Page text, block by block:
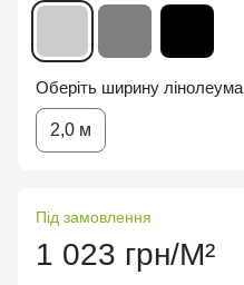
Оберіть ширину лінолеума
2,0 м
Під замовлення
1 023 грн/М²